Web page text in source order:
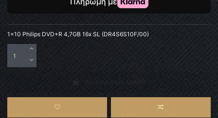
1x10 Philips DVD+R 4,7GB 16x SL (DR4S6S10F/00)